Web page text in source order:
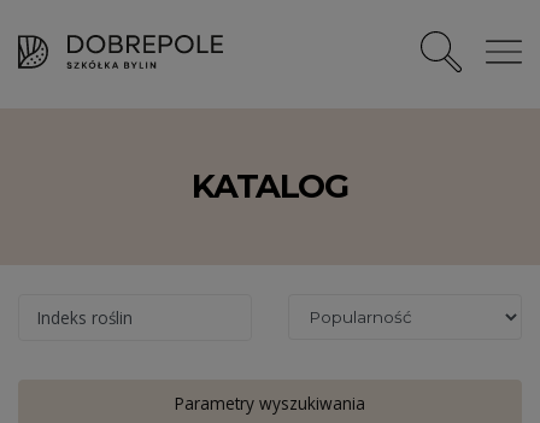
KATALOG
Indeks roślin
Parametry wyszukiwania